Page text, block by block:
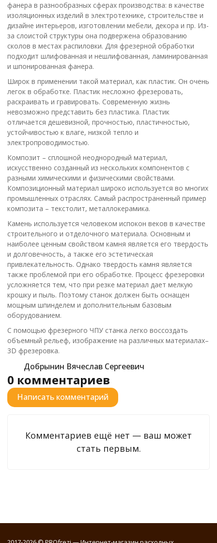
фанера в разнообразных сферах производства: в качестве
изоляционных изделий в электротехнике, строительстве и
дизайне интерьеров, изготовлении мебели, декора и пр. Из-
за слоистой структуры она подвержена образованию
сколов в местах распиловки. Для фрезерной обработки
подходит шлифованная и нешлифованная, ламинированная
и шпонированная фанера.
Широк в применении такой материал, как пластик. Он очень
легок в обработке. Пластик несложно фрезеровать,
раскраивать и гравировать. Современную жизнь
невозможно представить без пластика. Пластик
отличается дешевизной, прочностью, пластичностью,
устойчивостью к влаге, низкой тепло и
электропроводимостью.
Композит – сплошной неоднородный материал,
искусственно созданный из нескольких компонентов с
разными химическими и физическими свойствами.
Композиционный материал широко используется во многих
промышленных отраслях. Самый распространенный пример
композита – текстолит, металлокерамика.
Камень используется человеком испокон веков в качестве
строительного и отделочного материала. Основным и
наиболее ценным свойством камня является его твердость
и долговечность, а также его эстетическая
привлекательность. Однако твердость камня является
также проблемой при его обработке. Процесс фрезеровки
усложняется тем, что при резке материал дает мелкую
крошку и пыль. Поэтому станок должен быть оснащен
мощным шпинделем и дополнительным базовым
оборудованием.
С помощью фрезерного ЧПУ станка легко воссоздать
объемный рельеф, изображение на различных материалах–
3D фрезеровка.
Добрынин Вячеслав Сергеевич
0 комментариев
Написать комментарий
Комментариев ещё нет — ваш может
стать первым.